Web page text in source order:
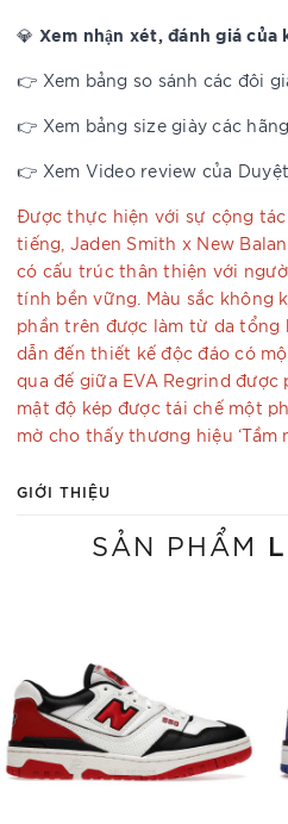
💎 Xem nhận xét, đánh giá của
👉 Xem bảng so sánh các đôi
👉 Xem bảng size giày các hãng
👉 Xem Video review của
Được thực hiện với sự cộng
tiếng, Jaden Smith x New
có cấu trúc thân thiện với
tính bền vững. Màu sắc không
phần trên được làm từ da tổng
dẫn đến thiết kế độc đáo có
qua đế giữa EVA Regrind
mật độ kép được tái chế một
mờ cho thấy thương hiệu ‘Tầm
GIỚI THIỆU
SẢN PHẨM